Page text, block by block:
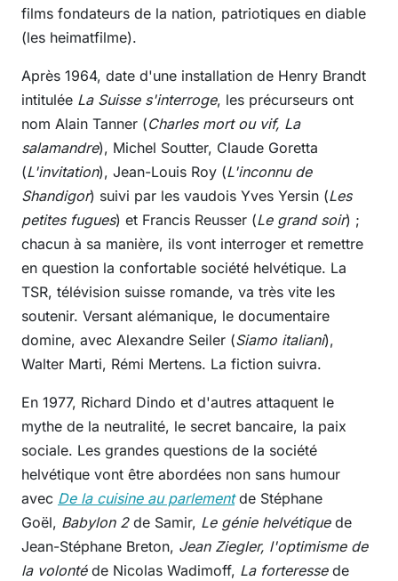
films fondateurs de la nation, patriotiques en diable
(les heimatfilme).
Après 1964, date d'une installation de Henry Brandt
intitulée La Suisse s'interroge, les précurseurs ont
nom Alain Tanner (Charles mort ou vif, La
salamandre), Michel Soutter, Claude Goretta
(L'invitation), Jean-Louis Roy (L'inconnu de
Shandigor) suivi par les vaudois Yves Yersin (Les
petites fugues) et Francis Reusser (Le grand soir) ;
chacun à sa manière, ils vont interroger et remettre
en question la confortable société helvétique. La
TSR, télévision suisse romande, va très vite les
soutenir. Versant alémanique, le documentaire
domine, avec Alexandre Seiler (Siamo italiani),
Walter Marti, Rémi Mertens. La fiction suivra.
En 1977, Richard Dindo et d'autres attaquent le
mythe de la neutralité, le secret bancaire, la paix
sociale. Les grandes questions de la société
helvétique vont être abordées non sans humour
avec De la cuisine au parlementde Stéphane
Goël, Babylon 2de Samir, Le génie helvétiquede
Jean-Stéphane Breton, Jean Ziegler, l'optimisme de
la volontéde Nicolas Wadimoff, La forteressede